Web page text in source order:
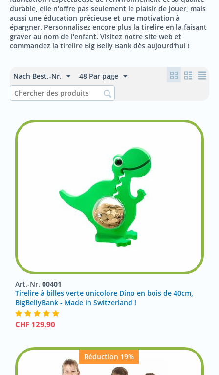
durable, elle n'offre pas seulement le plaisir de jouer, mais
aussi une éducation précieuse et une motivation à
épargner. Personnalisez encore plus la tirelire en la faisant
graver au nom de l'enfant. Visitez notre site web et
commandez la tirelire Big Belly Bank dès aujourd'hui !
Nach Best.-Nr. 48 Par page
Art.-Nr. 00401
Tirelire à billes verte unicolore Dino en bois de 40cm,
BigBellyBank - Made in Switzerland !
CHF 129.90
Réduction 19%